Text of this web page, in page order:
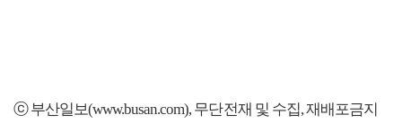
ⓒ 부산일보(www.busan.com), 무단전재 및 수집, 재배포금지